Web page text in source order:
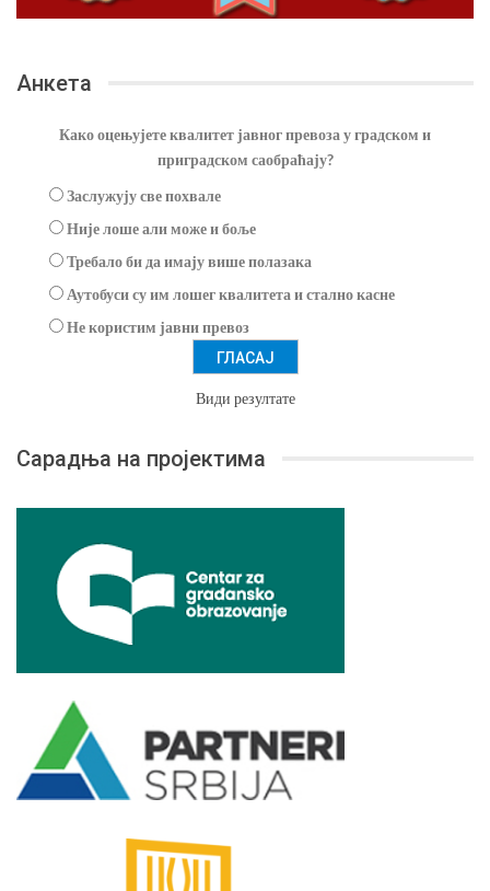
Анкета
Како оцењујете квалитет јавног превоза у градском и
приградском саобраћају?
Заслужују све похвале
Није лоше али може и боље
Требало би да имају више полазака
Аутобуси су им лошег квалитета и стално касне
Не користим јавни превоз
Види резултате
Сарадња на пројектима